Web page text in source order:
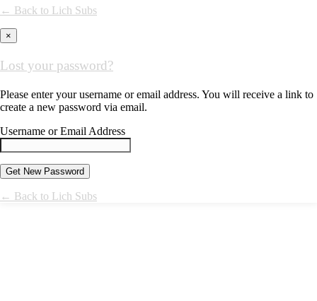
← Back to Lich Subs
×
Lost your password?
Please enter your username or email address. You will receive a link to
create a new password via email.
Username or Email Address
← Back to Lich Subs